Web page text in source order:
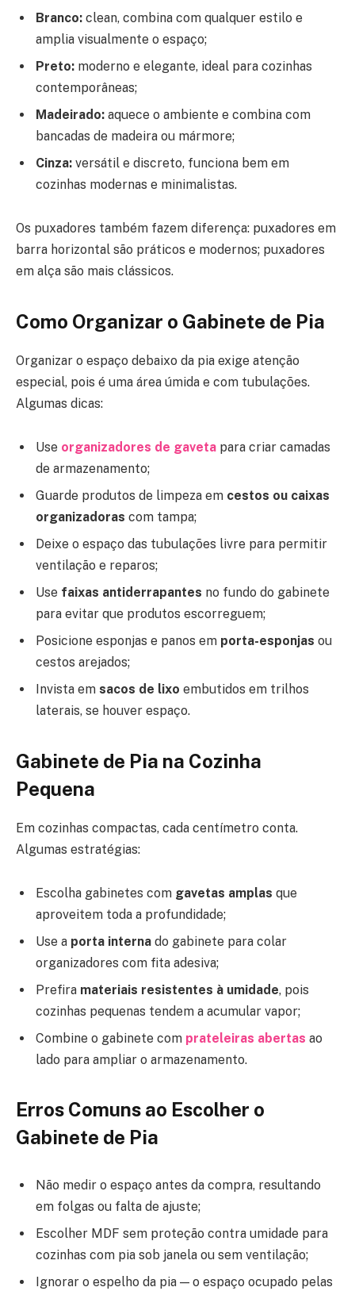
Branco: clean, combina com qualquer estilo e
amplia visualmente o espaço;
Preto: moderno e elegante, ideal para cozinhas
contemporâneas;
Madeirado: aquece o ambiente e combina com
bancadas de madeira ou mármore;
Cinza: versátil e discreto, funciona bem em
cozinhas modernas e minimalistas.
Os puxadores também fazem diferença: puxadores em
barra horizontal são práticos e modernos; puxadores
em alça são mais clássicos.
Como Organizar o Gabinete de Pia
Organizar o espaço debaixo da pia exige atenção
especial, pois é uma área úmida e com tubulações.
Algumas dicas:
Use organizadores de gaveta para criar camadas
de armazenamento;
Guarde produtos de limpeza em cestos ou caixas
organizadoras com tampa;
Deixe o espaço das tubulações livre para permitir
ventilação e reparos;
Use faixas antiderrapantes no fundo do gabinete
para evitar que produtos escorreguem;
Posicione esponjas e panos em porta-esponjas ou
cestos arejados;
Invista em sacos de lixo embutidos em trilhos
laterais, se houver espaço.
Gabinete de Pia na Cozinha
Pequena
Em cozinhas compactas, cada centímetro conta.
Algumas estratégias:
Escolha gabinetes com gavetas amplas que
aproveitem toda a profundidade;
Use a porta interna do gabinete para colar
organizadores com fita adesiva;
Prefira materiais resistentes à umidade, pois
cozinhas pequenas tendem a acumular vapor;
Combine o gabinete com prateleiras abertas ao
lado para ampliar o armazenamento.
Erros Comuns ao Escolher o
Gabinete de Pia
Não medir o espaço antes da compra, resultando
em folgas ou falta de ajuste;
Escolher MDF sem proteção contra umidade para
cozinhas com pia sob janela ou sem ventilação;
Ignorar o espelho da pia — o espaço ocupado pelas